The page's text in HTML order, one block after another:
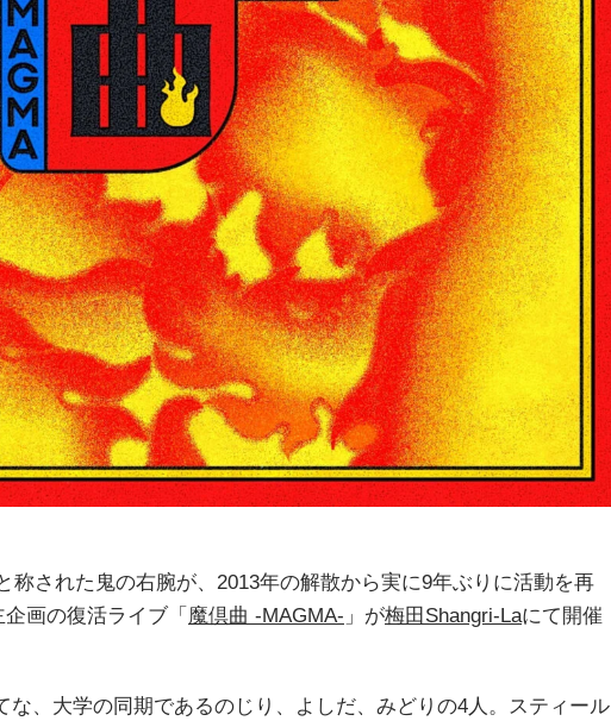
称された鬼の右腕が、2013年の解散から実に9年ぶりに活動を再
画の復活ライブ「 魔倶曲 -MAGMA- 」が梅田Shangri-Laにて開催
な、大学の同期であるのじり、よしだ、みどりの4人。スティール